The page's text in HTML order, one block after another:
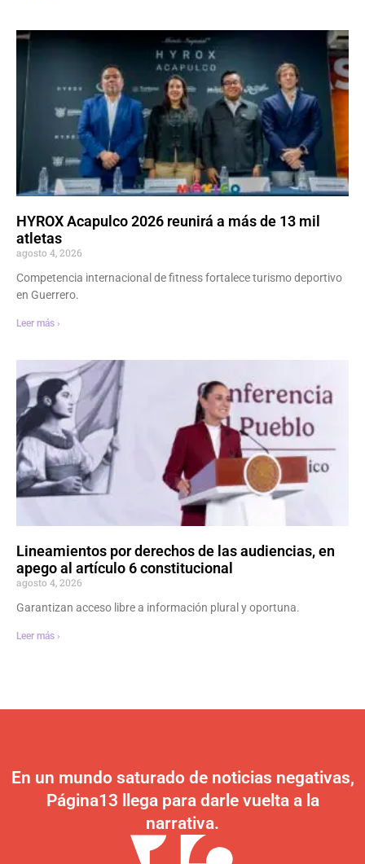
HYROX Acapulco 2026 reunirá a más de 13 mil
atletas
agosto 4, 2026
Competencia internacional de fitness fortalece turismo deportivo
en Guerrero.
Leer más ›
Lineamientos por derechos de las audiencias, en
apego al artículo 6 constitucional
agosto 4, 2026
Garantizan acceso libre a información plural y oportuna.
Leer más ›
En un mundo saturado de noticias negativas,
Página13 llega para darle vuelta a la
narrativa.